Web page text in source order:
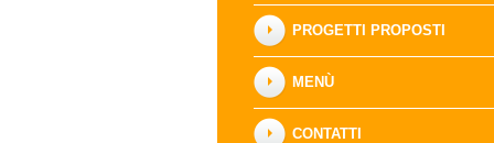
PROGETTI PROPOSTI
MENÙ
CONTATTI